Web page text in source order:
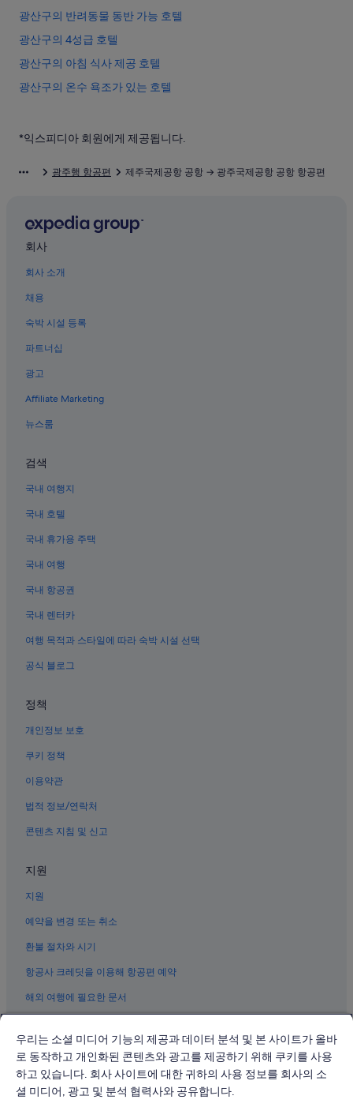
광산구의 반려동물 동반 가능 호텔
광산구의 4성급 호텔
광산구의 아침 식사 제공 호텔
광산구의 온수 욕조가 있는 호텔
학두의 3성급 호텔
마륵동의 수영장이 있는 호텔
광산구의 비즈니스 호텔
광주 송전역 근처 호텔
광산구의 주차 가능 호텔
광산구의 가족 여행 호텔
마륵동의 사우나가 있는 호텔
광주 송전역의 게스트하우스
1913 송정역시장 근처 호텔
광산구의 5성급 호텔
광주의 온천 호텔
광산구의 수영장이 있는 호텔
광주의 펜션
광산구의 전자레인지 구비 호텔
광산구의 3성급 호텔
마륵동의 호스텔
광산구의 카지노 호텔
광주 송전역의 호스텔
학두의 게스트하우스
광산구의 WiFi 제공 호텔
광산구의 Independent 호텔
광주의 사우나가 있는 호텔
*익스피디아 회원에게 제공됩니다.
광주행 항공편 제주국제공항 공항 → 광주국제공항 공항 항공편
회사
회사 소개
채용
숙박 시설 등록
파트너십
광고
Affiliate Marketing
뉴스룸
검색
국내 여행지
국내 호텔
국내 휴가용 주택
국내 여행
국내 항공권
국내 렌터카
여행 목적과 스타일에 따라 숙박 시설 선택
공식 블로그
정책
개인정보 보호
쿠키 정책
이용약관
법적 정보/연락처
콘텐츠 지침 및 신고
지원
지원
예약을 변경 또는 취소
환불 절차와 시기
항공사 크레딧을 이용해 항공편 예약
해외 여행에 필요한 문서
© 2026 Expedia, Inc., Expedia Group 계열사. All rights reserved.
Expedia 및 비행기 로고는 Expedia, Inc.의 상표 또는 등록 상표입니다.
분쟁 해결: 전화: 02-3480-0118, 이메일: travel@support.expedia.co.kr
우리는 소셜 미디어 기능의 제공과 데이터 분석 및 본 사이트가 올바
로 동작하고 개인화된 콘텐츠와 광고를 제공하기 위해 쿠키를 사용
하고 있습니다. 회사 사이트에 대한 귀하의 사용 정보를 회사의 소
셜 미디어, 광고 및 분석 협력사와 공유합니다.